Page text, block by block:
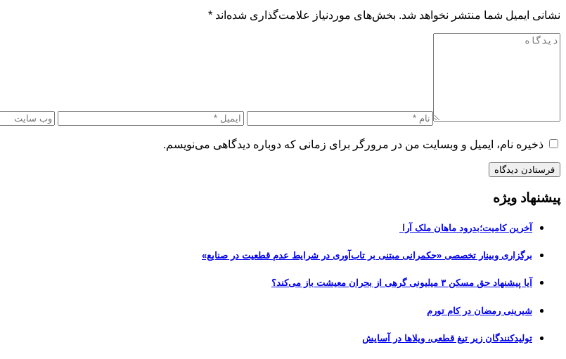
نشانی ایمیل شما منتشر نخواهد شد. بخش‌های موردنیاز علامت‌گذاری شده‌اند *
ذخیره نام، ایمیل و وبسایت من در مرورگر برای زمانی که دوباره دیدگاهی می‌نویسم.
پیشنهاد ویژه
آخرین کامیت؛بدرود ماهان ملک آرا
برگزاری وبینار تخصصی «حکمرانی مبتنی بر تاب‌آوری در شرایط عدم قطعیت در صنایع»
آیا پیشنهاد حق مسکن ۳ میلیونی گرهی از بحران معیشت باز می‌کند؟
شیرینی رمضان در کام تورم
تولیدکنندگان زیر تیغ قطعی، ویلاها در آسایش